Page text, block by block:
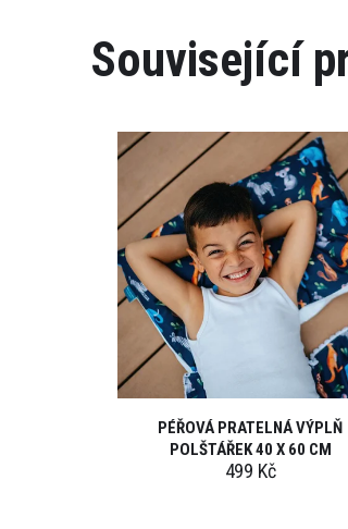
Související
PÉŘOVÁ PRATELNÁ VÝPLŇ
POLŠTÁŘEK 40 X 60 CM
499 Kč